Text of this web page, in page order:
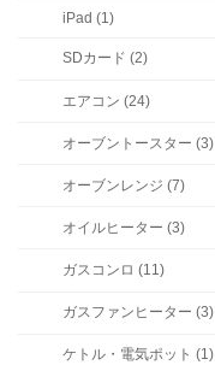
iPad (1)
SDカード (2)
エアコン (24)
オーブントースター (3)
オーブンレンジ (7)
オイルヒーター (3)
ガスコンロ (11)
ガスファンヒーター (3)
ケトル・電気ポット (1)